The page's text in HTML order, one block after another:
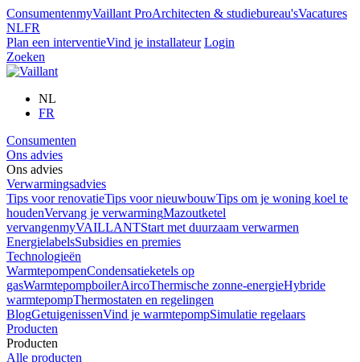
ConsumentenmyVaillant ProArchitecten & studiebureau'sVacatures
NLFR
Plan een interventieVind je installateur Login
Zoeken
NL
FR
Consumenten
Ons advies
Ons advies
Verwarmingsadvies
Tips voor renovatieTips voor nieuwbouwTips om je woning koel te
houdenVervang je verwarmingMazoutketel
vervangenmyVAILLANTStart met duurzaam verwarmen
EnergielabelsSubsidies en premies
Technologieën
WarmtepompenCondensatieketels op
gasWarmtepompboilerAircoThermische zonne-energieHybride
warmtepompThermostaten en regelingen
BlogGetuigenissenVind je warmtepompSimulatie regelaars
Producten
Producten
Alle producten